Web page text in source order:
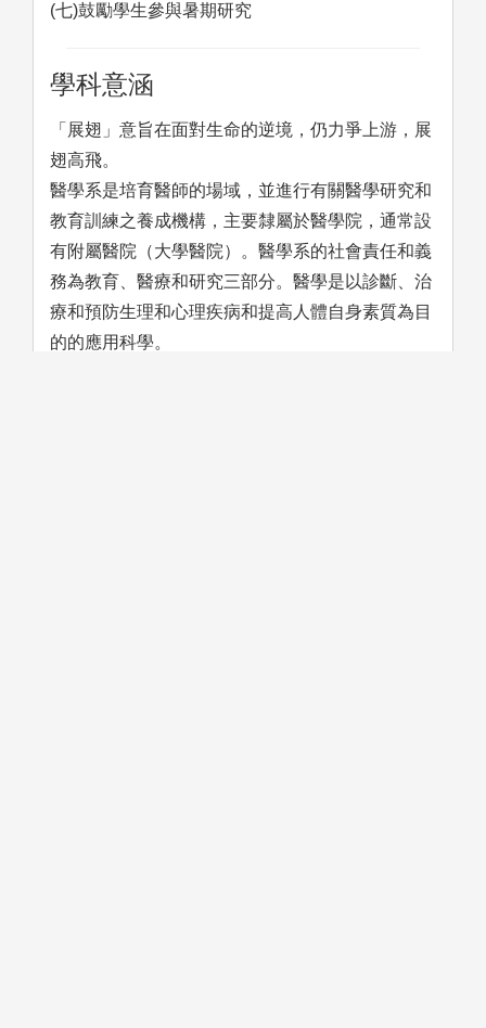
(七)鼓勵學生參與暑期研究
學科意涵
「展翅」意旨在面對生命的逆境，仍力爭上游，展
翅高飛。
醫學系是培育醫師的場域，並進行有關醫學研究和
教育訓練之養成機構，主要隸屬於醫學院，通常設
有附屬醫院（大學醫院）。醫學系的社會責任和義
務為教育、醫療和研究三部分。醫學是以診斷、治
療和預防生理和心理疾病和提高人體自身素質為目
的的應用科學。